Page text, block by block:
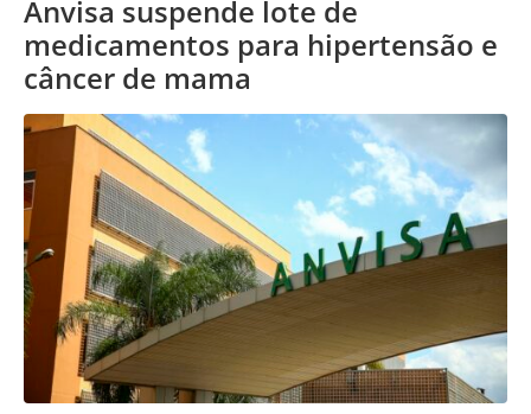
Anvisa suspende lote de
medicamentos para hipertensão e
câncer de mama